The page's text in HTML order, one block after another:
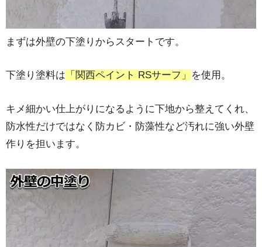
まずは外壁の下塗りからスタートです。
下塗り塗料は 「関西ペイント RSサーフ」 を使用。
キメ細かい仕上がりになるように下地から整えてくれ、
防水性だけではなく防カビ・防藻性など汚れに強い外壁
作りを担います。